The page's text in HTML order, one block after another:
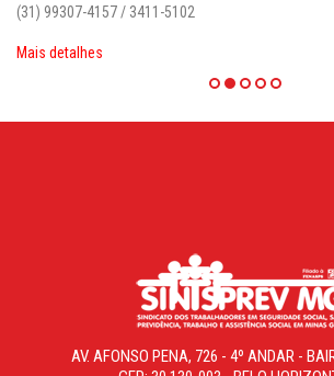
(31) 99307-4157 / 3411-5102
Mais detalhes
AV. AFONSO PENA, 726 - 4º ANDAR -